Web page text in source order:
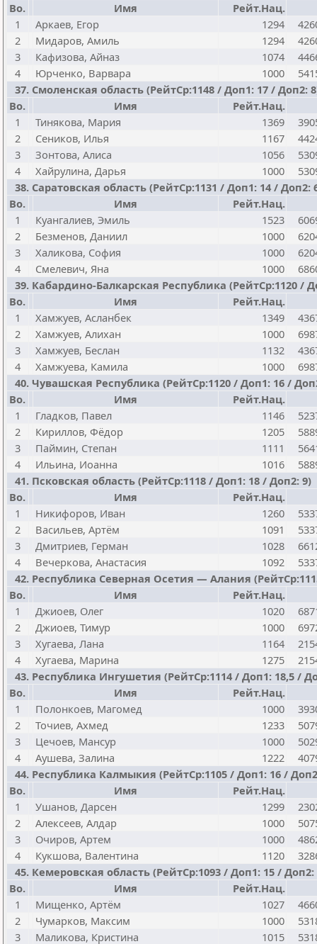
Bo.
Имя Рейт.Нац.
1
Аркаев, Егор 1294
2
Мидаров, Амиль 1294
3
Кафизова, Айназ 1074
4
Юрченко, Варвара 1000
37. Смоленская область (РейтСр:1148 / Доп1: 17 / Доп2:
Bo.
Имя Рейт.Нац.
1
Тинякова, Мария 1369
2
Сеников, Илья 1167
3
Зонтова, Алиса 1056
4
Хайрулина, Дарья 1000
38. Саратовская область (РейтСр:1131 / Доп1: 14 / Доп2:
Bo.
Имя Рейт.Нац.
1
Куангалиев, Эмиль 1523
2
Безменов, Даниил 1000
3
Халикова, София 1000
4
Смелевич, Яна 1000
39. Кабардино-Балкарская Республика (РейтСр:1120 /
Bo.
Имя Рейт.Нац.
1
Хамжуев, Асланбек 1349
2
Хамжуев, Алихан 1000
3
Хамжуев, Беслан 1132
4
Хамжуева, Камила 1000
40. Чувашская Республика (РейтСр:1120 / Доп1: 16 /
Bo.
Имя Рейт.Нац.
1
Гладков, Павел 1146
2
Кириллов, Фёдор 1205
3
Паймин, Степан 1111
4
Ильина, Иоанна 1016
41. Псковская область (РейтСр:1118 / Доп1: 18 / Доп2: 9)
Bo.
Имя Рейт.Нац.
1
Никифоров, Иван 1260
2
Васильев, Артём 1091
3
Дмитриев, Герман 1028
4
Вечеркова, Анастасия 1092
42. Республика Северная Осетия — Алания
Bo.
Имя Рейт.Нац.
1
Джиоев, Олег 1020
2
Джиоев, Тимур 1000
3
Хугаева, Лана 1164
4
Хугаева, Марина 1275
43. Республика Ингушетия (РейтСр:1114 / Доп1: 18,5 /
Bo.
Имя Рейт.Нац.
1
Полонкоев, Магомед 1000
2
Точиев, Ахмед 1233
3
Цечоев, Мансур 1000
4
Аушева, Залина 1222
44. Республика Калмыкия (РейтСр:1105 / Доп1: 16 /
Bo.
Имя Рейт.Нац.
1
Ушанов, Дарсен 1299
2
Алексеев, Алдар 1000
3
Очиров, Артем 1000
4
Кукшова, Валентина 1120
45. Кемеровская область (РейтСр:1093 / Доп1: 15 / Доп2:
Bo.
Имя Рейт.Нац.
1
Мищенко, Артём 1027
2
Чумарков, Максим 1000
3
Маликова, Кристина 1015